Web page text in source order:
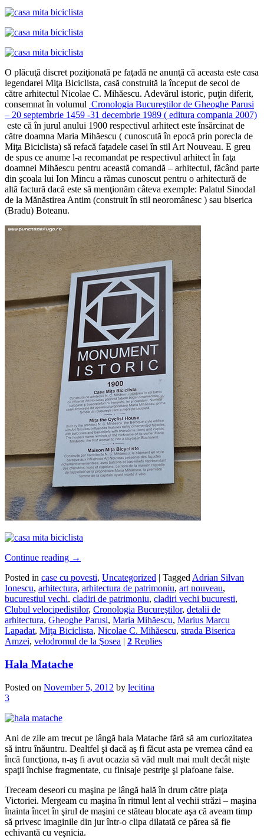
O plăcuţă discret poziţionată pe faţadă ne anunţă că aceasta este casa
legendarei Miţa Biciclista, casă construită la început de secol de
către arhitectul Nicolae C. Mihăescu. Adevărul istoric, puţin diferit,
consemnat în volumul Cronologia Bucureştilor de Gheoghe Parusi
– 20 septembrie 1459 -31 decembrie 1989 ( editura compania 2007)
este că în jurul anului 1900 respectivul arhitect este însărcinat de
către doamna Maria Mihăescu ( cunoscută în epocă prin porecla de
Miţa Biciclista) să refacă faţadele casei în stil Art Nouveau. E greu
de spus ce anume l-a recomandat pe respectivul arhitect în faţa
doamnei Mihăescu pentru această comandă – arhitectul, făcând parte
din şcoala lui Ion Mincu a rămas cunoscut pentru o arhitectură de
altă factură dacă este să menţionăm câteva exemple: Palatul Sinodal
de la Mănăstirea Antim (construit în stil neoromânesc ) sau biserica
(Bradu) Boteanu.
Continue reading →
Posted in case cu povesti, Uncategorized | Tagged Adrian Silvan
Ionescu, arhitectura, arhitectura de patrimoniu, art nouveau,
bucurestiul vechi, cladiri de patrimoniu, cladiri vechi bucuresti,
Clubul velocipedistilor, Cronologia Bucureştilor, detalii de
arhitectura, Gheoghe Parusi, Maria Mihăescu, Marius Marcu
Lapadat, Miţa Biciclista, Nicolae C. Mihăescu, strada Biserica
Amzei, velodromul de la Şosea | 2 Replies
Hala Matache
Posted on November 5, 2012 by lecitina
3
Ani de zile am trecut pe lângă hala Matache fără să am curiozitatea
să intru înăuntru. Dealtfel şi dacă aş fi făcut asta pe vremea când ea
încă funcţiona, n-aş fi avut ocazia să văd mult mai mult decât nişte
spaţii închise fragmentate, cu finisaje pestriţe şi plafoane false.
Treceam deseori cu maşina pe lângă hală în drum către piaţa
Victoriei. Mergeam cu maşina în ritmul lent al vechii străzi – maşina
înainta încet în şirul de maşini ce stăteau blocate aşa că aveam timp
să privesc imaginile din jur într-o clipa dilatată ce părea să fie
echivantă cu veşnicia.